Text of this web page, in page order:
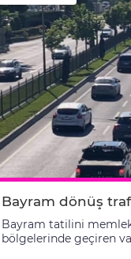
Bayram dönüş
Bayram tatilini
bölgelerinde geçiren